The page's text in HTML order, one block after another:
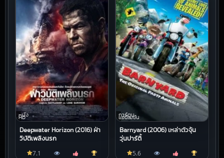
หนัง
HD
Deepwater Horizon (2016) ฝ่า
วิบัติเพลิงนรก
7.1
การ์ตูน
แอนิเมชัน
Barnyard (2006) เหล่าตัวจุ้น
วุ่นปาร์ตี้
5.6